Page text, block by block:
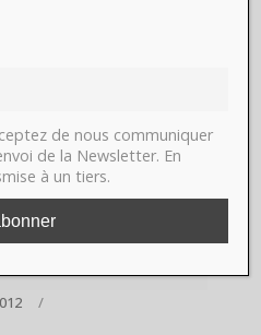
12
de nous communiquer
de la Newsletter. En
à un tiers.